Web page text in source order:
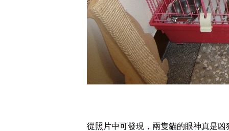
從照片中可發現，兩隻貓的眼神真是凶